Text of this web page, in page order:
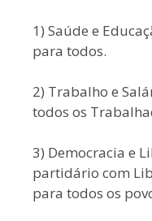
1) Saúde e
para todos.
2) Trabalho e
todos os
3) Democracia e
partidário com
para todos os